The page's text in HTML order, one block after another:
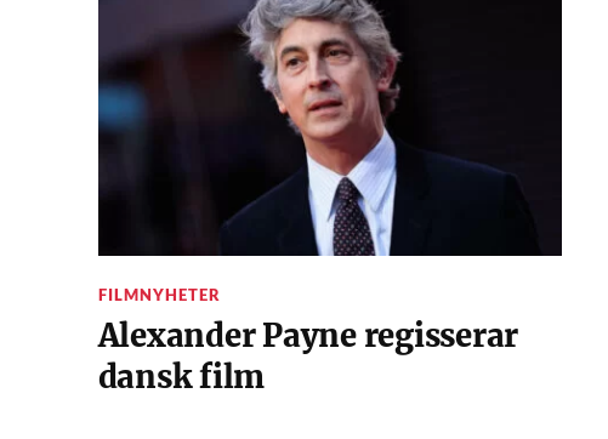
FILMNYHETER
Alexander Payne regisserar
dansk film